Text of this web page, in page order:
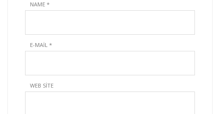
NAME *
E-MAIL *
WEB SITE